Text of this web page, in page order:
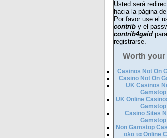
Usted será
hacia la página
Por favor use el
contriby el
contrib4gaidpara
registrarse.
Worth your
Casinos Not On
Casino Not On
UK Casinos
Gamstop
UK Online
Gamstop
Casino Sites
Gamstop
Non Gamstop
ολα τα Online